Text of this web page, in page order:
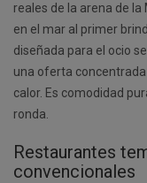
reales de la arena de
en el mar al primer
diseñada para el ocio
una oferta
calor. Es comodidad
ronda.
Restaurantes
convencionales